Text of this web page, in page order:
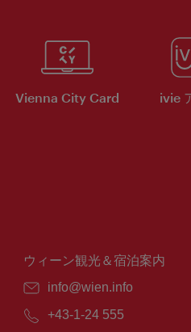
Vienna City Card ivie
ウィーン観光＆宿泊案内
E
ー
info@wien.info
電
+43-1-24 555